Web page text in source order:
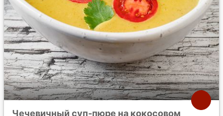
Чечевичный суп-пюре на кокосовом